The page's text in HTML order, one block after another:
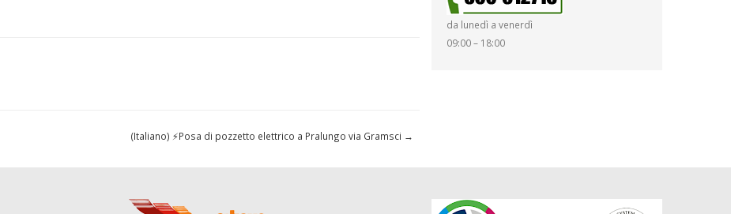
(Italiano) ⚡Posa di pozzetto elettrico a Pralungo via Gramsci →
da lunedì a venerdì
09:00 – 18:00